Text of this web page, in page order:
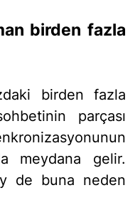
birden fazla
birden fazla
parçası
meydana gelir.
de buna neden